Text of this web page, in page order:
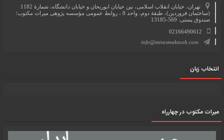
تهران، خیابان انقلاب اسلامی، بین خیابان ابوریحان و خیابان دانشگاه، شمارۀ 1182
(ساختمان فروردین)، طبقۀ دوم، واحد 8 ، روابط عمومی مؤسسه پژوهی میراث مکتوب؛
صندوق پستی: 569-13185
02166490612
info@mirasmaktoob.com
انتخاب زبان
میرات مکتوب در چهارراه